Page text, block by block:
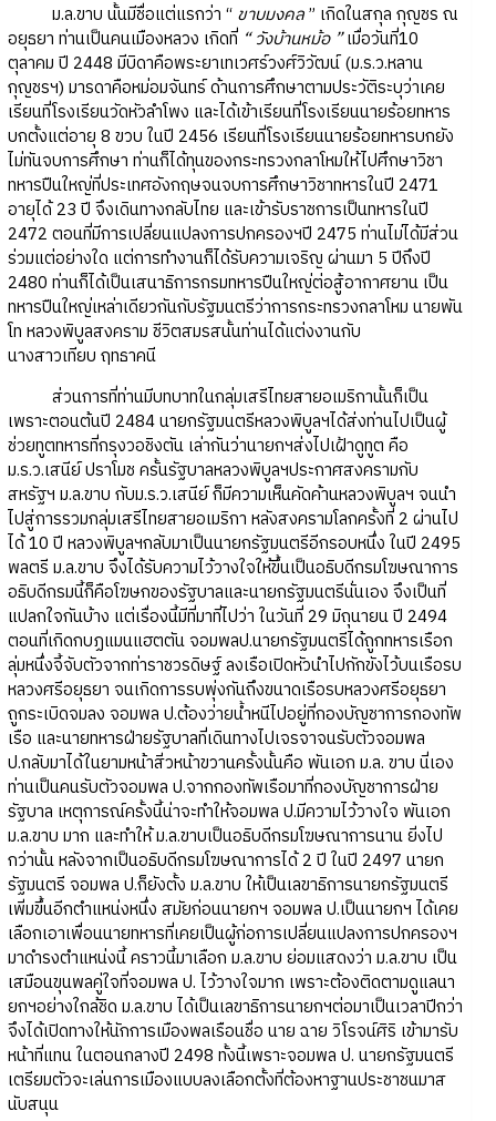
ม.ล.ขาบ นั้นมีชื่อแต่แรกว่า “ ขาบมงคล” เกิดในสกุล กุญชร ณ
อยุธยา ท่านเป็นคนเมืองหลวง เกิดที่ “ วังบ้านหม้อ ”เมื่อวันที่10
ตุลาคม ปี 2448 มีบิดาคือพระยาเทเวศร์วงศ์วิวัฒน์ (ม.ร.ว.หลาน
กุญชรฯ) มารดาคือหม่อมจันทร์ ด้านการศึกษาตามประวัติระบุว่าเคย
เรียนที่โรงเรียนวัดหัวลำโพง และได้เข้าเรียนที่โรงเรียนนายร้อยทหาร
บกตั้งแต่อายุ 8 ขวบ ในปี 2456 เรียนที่โรงเรียนนายร้อยทหารบกยัง
ไม่ทันจบการศึกษา ท่านก็ได้ทุนของกระทรวงกลาโหมให้ไปศึกษาวิชา
ทหารปืนใหญ่ที่ประเทศอังกฤษจนจบการศึกษาวิชาทหารในปี 2471
อายุได้ 23 ปี จึงเดินทางกลับไทย และเข้ารับราชการเป็นทหารในปี
2472 ตอนที่มีการเปลี่ยนแปลงการปกครองฯปี 2475 ท่านไม่ได้มีส่วน
ร่วมแต่อย่างใด แต่การทำงานก็ได้รับความเจริญ ผ่านมา 5 ปีถึงปี
2480 ท่านก็ได้เป็นเสนาธิการกรมทหารปืนใหญ่ต่อสู้อากาศยาน เป็น
ทหารปืนใหญ่เหล่าเดียวกันกับรัฐมนตรีว่าการกระทรวงกลาโหม นายพัน
โท หลวงพิบูลสงคราม ชีวิตสมรสนั้นท่านได้แต่งงานกับ
นางสาวเทียบ ฤทธาคนี
ส่วนการที่ท่านมีบทบาทในกลุ่มเสรีไทยสายอเมริกานั้นก็เป็น
เพราะตอนต้นปี 2484 นายกรัฐมนตรีหลวงพิบูลฯได้ส่งท่านไปเป็นผู้
ช่วยทูตทหารที่กรุงวอชิงตัน เล่ากันว่านายกฯส่งไปเฝ้าดูทูต คือ
ม.ร.ว.เสนีย์ ปราโมช ครั้นรัฐบาลหลวงพิบูลฯประกาศสงครามกับ
สหรัฐฯ ม.ล.ขาบ กับม.ร.ว.เสนีย์ ก็มีความเห็นคัดค้านหลวงพิบูลฯ จนนำ
ไปสู่การรวมกลุ่มเสรีไทยสายอเมริกา หลังสงครามโลกครั้งที่ 2 ผ่านไป
ได้ 10 ปี หลวงพิบูลฯกลับมาเป็นนายกรัฐมนตรีอีกรอบหนึ่ง ในปี 2495
พลตรี ม.ล.ขาบ จึงได้รับความไว้วางใจให้ขึ้นเป็นอธิบดีกรมโฆษณาการ
อธิบดีกรมนี้ก็คือโฆษกของรัฐบาลและนายกรัฐมนตรีนั่นเอง จึงเป็นที่
แปลกใจกันบ้าง แต่เรื่องนี้มีที่มาที่ไปว่า ในวันที่ 29 มิถุนายน ปี 2494
ตอนที่เกิดกบฏแมนแฮตตัน จอมพลป.นายกรัฐมนตรีได้ถูกทหารเรือก
ลุ่มหนึ่งจี้จับตัวจากท่าราชวรดิษฐ์ ลงเรือเปิดหัวนำไปกักขังไว้บนเรือรบ
หลวงศรีอยุธยา จนเกิดการรบพุ่งกันถึงขนาดเรือรบหลวงศรีอยุธยา
ถูกระเบิดจมลง จอมพล ป.ต้องว่ายน้ำหนีไปอยู่ที่กองบัญชาการกองทัพ
เรือ และนายทหารฝ่ายรัฐบาลที่เดินทางไปเจรจาจนรับตัวจอมพล
ป.กลับมาได้ในยามหน้าสิ่วหน้าขวานครั้งนั้นคือ พันเอก ม.ล. ขาบ นี่เอง
ท่านเป็นคนรับตัวจอมพล ป.จากกองทัพเรือมาที่กองบัญชาการฝ่าย
รัฐบาล เหตุการณ์ครั้งนี้น่าจะทำให้จอมพล ป.มีความไว้วางใจ พันเอก
ม.ล.ขาบ มาก และทำให้ ม.ล.ขาบเป็นอธิบดีกรมโฆษณาการนาน ยิ่งไป
กว่านั้น หลังจากเป็นอธิบดีกรมโฆษณาการได้ 2 ปี ในปี 2497 นายก
รัฐมนตรี จอมพล ป.ก็ยังตั้ง ม.ล.ขาบ ให้เป็นเลขาธิการนายกรัฐมนตรี
เพิ่มขึ้นอีกตำแหน่งหนึ่ง สมัยก่อนนายกฯ จอมพล ป.เป็นนายกฯ ได้เคย
เลือกเอาเพื่อนนายทหารที่เคยเป็นผู้ก่อการเปลี่ยนแปลงการปกครองฯ
มาดำรงตำแหน่งนี้ คราวนี้มาเลือก ม.ล.ขาบ ย่อมแสดงว่า ม.ล.ขาบ เป็น
เสมือนขุนพลคู่ใจที่จอมพล ป. ไว้วางใจมาก เพราะต้องติดตามดูแลนา
ยกฯอย่างใกล้ชิด ม.ล.ขาบ ได้เป็นเลขาธิการนายกฯต่อมาเป็นเวลาปีกว่า
จึงได้เปิดทางให้นักการเมืองพลเรือนชื่อ นาย ฉาย วิโรจน์ศิริ เข้ามารับ
หน้าที่แทน ในตอนกลางปี 2498 ทั้งนี้เพราะจอมพล ป. นายกรัฐมนตรี
เตรียมตัวจะเล่นการเมืองแบบลงเลือกตั้งที่ต้องหาฐานประชาชนมาส
นับสนุน